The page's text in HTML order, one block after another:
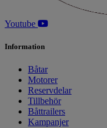
Youtube
Information
Båtar
Motorer
Reservdelar
Tillbehör
Båttrailers
Kampanjer